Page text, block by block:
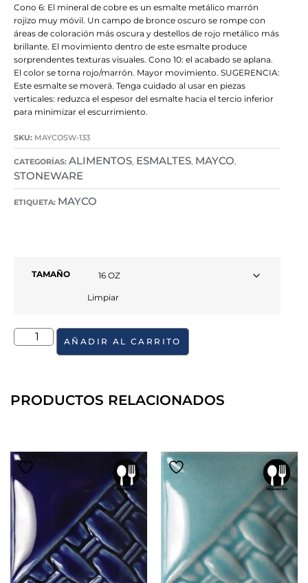
Cono 6: El mineral de cobre es un esmalte metálico marrón
rojizo muy móvil. Un campo de bronce oscuro se rompe con
áreas de coloración más oscura y destellos de rojo metálico más
brillante. El movimiento dentro de este esmalte produce
sorprendentes texturas visuales. Cono 10: el acabado se aplana.
El color se torna rojo/marrón. Mayor movimiento. SUGERENCIA:
Este esmalte se moverá. Tenga cuidado al usar en piezas
verticales: reduzca el espesor del esmalte hacia el tercio inferior
para minimizar el escurrimiento.
SKU: MAYCOSW-133
CATEGORÍAS: ALIMENTOS, ESMALTES, MAYCO,
STONEWARE
ETIQUETA: MAYCO
TAMAÑO
Limpiar
AÑADIR AL CARRITO
PRODUCTOS RELACIONADOS